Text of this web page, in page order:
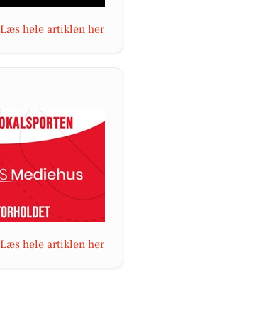
Læs hele artiklen her
Læs hele artiklen her